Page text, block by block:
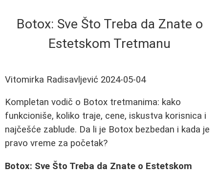
Botox: Sve Što Treba da Znate o
Estetskom Tretmanu
Vitomirka Radisavljević 2024-05-04
Kompletan vodič o Botox tretmanima: kako
funkcioniše, koliko traje, cene, iskustva korisnica i
najčešće zablude. Da li je Botox bezbedan i kada je
pravo vreme za početak?
Botox: Sve Što Treba da Znate o Estetskom